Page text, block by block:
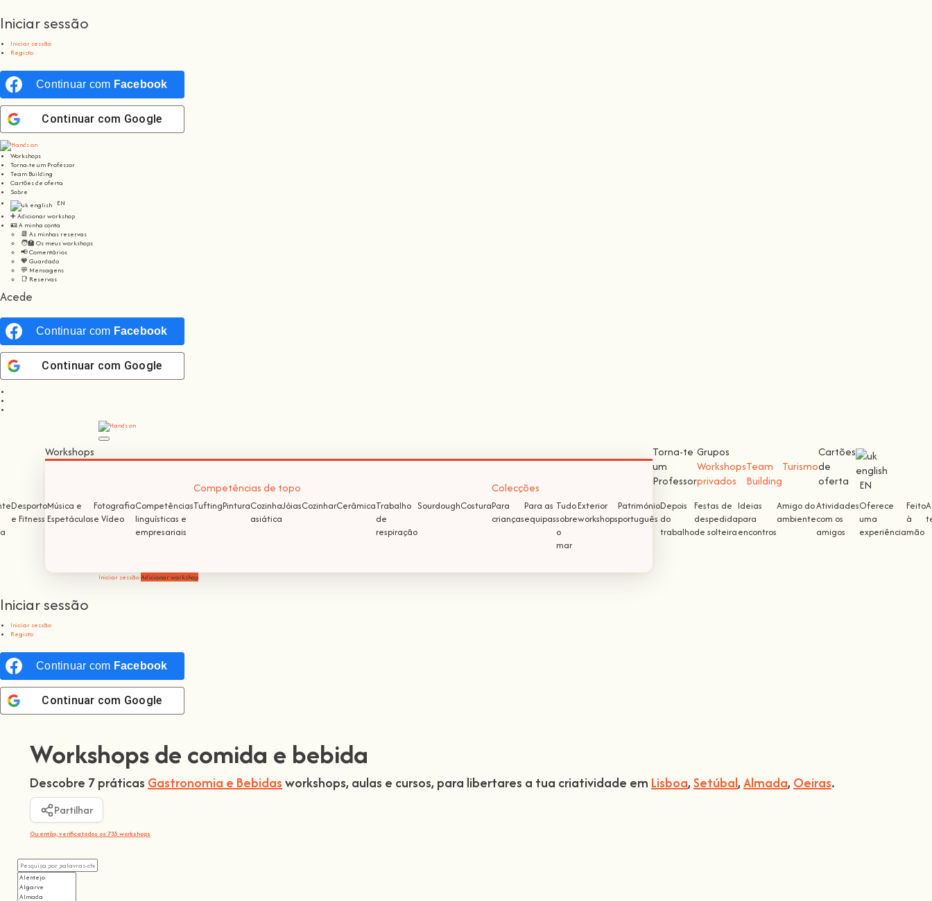
Iniciar sessão
Iniciar sessão
Registo
Continuar com Facebook
Continuar com Google
Workshops
Torna-te um Professor
Team Building
Cartões de oferta
Sobre
EN
➕ Adicionar workshop
🪪 A minha conta
📆 As minhas reservas
🧑‍🏫 Os meus workshops
📢 Comentários
🧡 Guardado
💬 Mensagens
📑 Reservas
Acede
Continuar com Facebook
Continuar com Google
Workshops
Desporto
e Fitness
Música e
Espetáculos
Fotografia
e Vídeo
Competências
linguísticas e
empresariais
Competências de topo
TuftingPinturaCozinha
asiática
JóiasCozinharCerâmicaTrabalho
de
respiração
SourdoughCostura
Colecções
Para
crianças
Para as
equipas
Tudo
sobre
o
mar
Exterior
workshops
Património
português
Depois
do
trabalho
Festas de
despedida
de solteira
Ideias
para
encontros
Amigo do
ambiente
Atividades
com os
amigos
Oferece
uma
experiência
Feito
à
mão
Torna-te
um
Professor
Grupos
Workshops
privados
Team
Building
Turismo
Cartões
de
oferta
EN
Iniciar sessãoAdicionar workshop
Iniciar sessão
Iniciar sessão
Registo
Continuar com Facebook
Continuar com Google
Workshops de comida e bebida
Descobre 7 práticas Gastronomia e Bebidasworkshops, aulas e cursos, para libertares a tua criatividade em Lisboa, Setúbal,Almada, Oeiras.
Partilhar
Ou então, verifica todos os 735 workshops